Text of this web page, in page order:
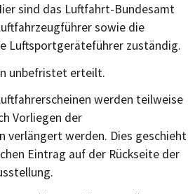
sind das Luftfahrt-Bundesamt
sowie die
Luftsportgeräteführer zuständig.
unbefristet erteilt.
werden teilweise
Vorliegen der
verlängert werden. Dies geschieht
Eintrag auf der Rückseite der